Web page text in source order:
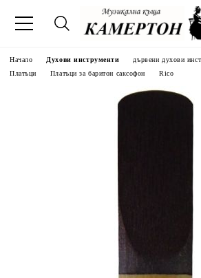
Начало Духови инструменти дървени духови
Платъци
Платъци за баритон саксофон Rico